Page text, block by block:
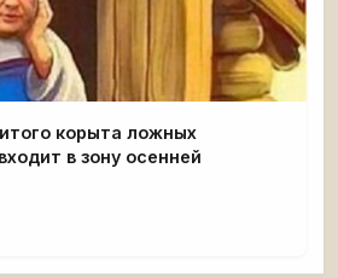
корыта ложных
в зону осенней